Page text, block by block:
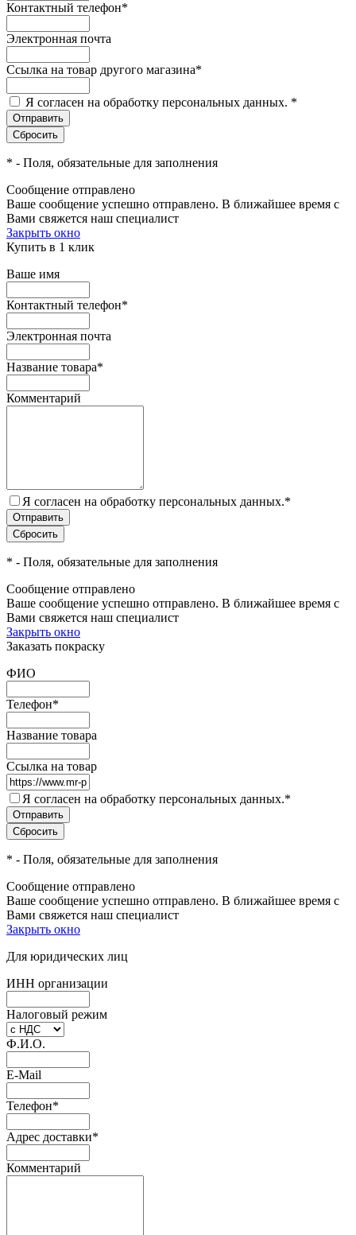
Контактный телефон*
Электронная почта
Ссылка на товар другого магазина*
Я согласен на обработку персональных данных. *
* - Поля, обязательные для заполнения
Сообщение отправлено
Ваше сообщение успешно отправлено. В ближайшее время с
Вами свяжется наш специалист
Закрыть окно
Купить в 1 клик
Ваше имя
Контактный телефон*
Электронная почта
Название товара*
Комментарий
Я согласен на обработку персональных данных.*
* - Поля, обязательные для заполнения
Сообщение отправлено
Ваше сообщение успешно отправлено. В ближайшее время с
Вами свяжется наш специалист
Закрыть окно
Заказать покраску
ФИО
Телефон*
Название товара
Ссылка на товар
Я согласен на обработку персональных данных.*
* - Поля, обязательные для заполнения
Сообщение отправлено
Ваше сообщение успешно отправлено. В ближайшее время с
Вами свяжется наш специалист
Закрыть окно
Для юридических лиц
ИНН организации
Налоговый режим
Ф.И.О.
E-Mail
Телефон*
Адрес доставки*
Комментарий